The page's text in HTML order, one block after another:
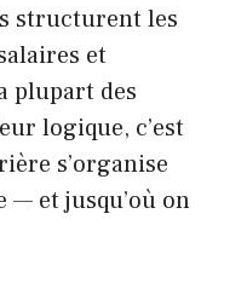
structurent les
et
plupart des
logique, c’est
s’organise
— et jusqu’où on